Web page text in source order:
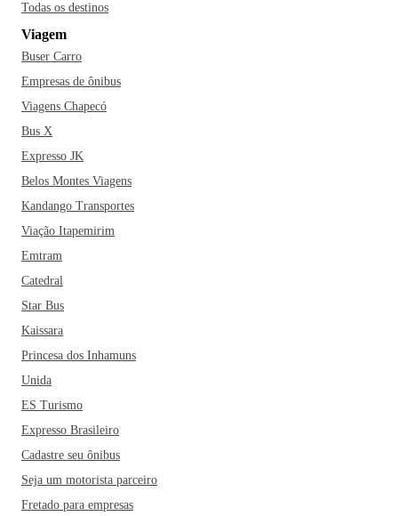
Todas os destinos
Viagem
Buser Carro
Empresas de ônibus
Viagens Chapecó
Bus X
Expresso JK
Belos Montes Viagens
Kandango Transportes
Viação Itapemirim
Emtram
Catedral
Star Bus
Kaissara
Princesa dos Inhamuns
Unida
ES Turismo
Expresso Brasileiro
Cadastre seu ônibus
Seja um motorista parceiro
Fretado para empresas